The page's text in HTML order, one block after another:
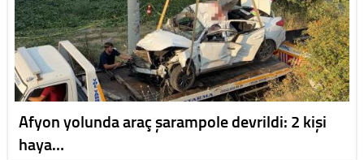
Afyon yolunda araç şarampole devrildi: 2 kişi
haya…